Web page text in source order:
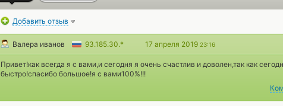
Добавить отзыв
Валера иванов 93.185.30.* 17 апреля 2019 23:16
Привет!как всегда я с вами,и сегодня я очень счастлив и доволен,так как
быстро!спасибо большое!я с вами100%!!!